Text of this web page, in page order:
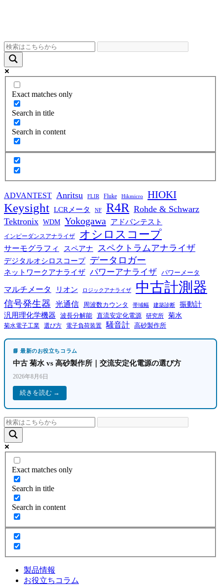
Exact matches only
Search in title
Search in content
ADVANTEST Anritsu FLIR Fluke Hikmicro HIOKI
Keysight LCRメータ NF R4R Rohde & Schwarz
Tektronix WDM Yokogawa アドバンテスト
インピーダンスアナライザ オシロスコープ
サーモグラフィ スペアナ スペクトラムアナライザ
デジタルオシロスコープ データロガー
ネットワークアナライザ パワーアナライザ パワーメータ
マルチメータ リオン ロジックアナライザ 中古計測器
信号発生器 光通信 周波数カウンタ 帯域幅 建築診断
振動計
汎用理化学機器
波長分解能 直流安定化電源 研究所 菊水
菊水電子工業 選び方 電子負荷装置 騒音計 高砂製作所
📘 最新のお役立ちコラム
中古 菊水 vs 高砂製作所｜交流安定化電源の選び方
2026年8月6日
続きを読む →
Exact matches only
Search in title
Search in content
製品情報
お役立ちコラム